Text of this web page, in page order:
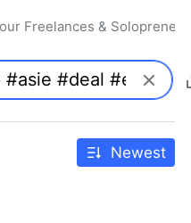
Freelances &
Newest